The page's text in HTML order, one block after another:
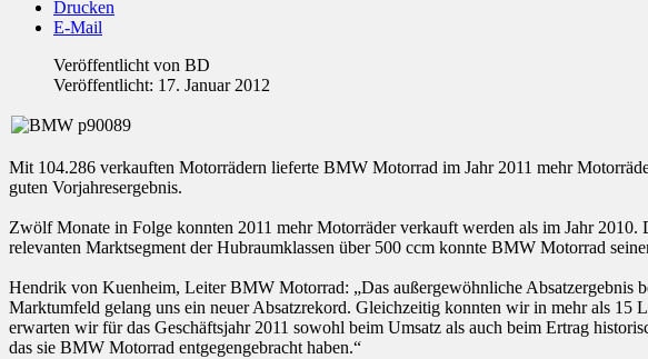
Drucken
E-Mail
Veröffentlicht von BD
Veröffentlicht: 17. Januar 2012
Mit 104.286 verkauften Motorrädern lieferte BMW Motorrad im Jahr 2011 mehr
guten Vorjahresergebnis.
Zwölf Monate in Folge konnten 2011 mehr Motorräder verkauft werden als im Jahr
relevanten Marktsegment der Hubraumklassen über 500 ccm konnte BMW Motorrad
Hendrik von Kuenheim, Leiter BMW Motorrad: „Das außergewöhnliche Absatzergebnis
Marktumfeld gelang uns ein neuer Absatzrekord. Gleichzeitig konnten wir in mehr als 15
erwarten wir für das Geschäftsjahr 2011 sowohl beim Umsatz als auch beim Ertrag
das sie BMW Motorrad entgegengebracht haben.“